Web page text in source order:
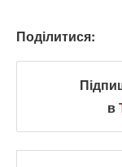
Поділитися:
в